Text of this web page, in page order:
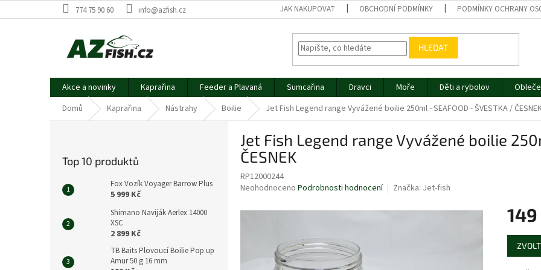
na
774 75 90 60 info@azfish.cz JAK NAKUPOVAT OBCHODNÍ PODMÍNKY PODMÍNKY OCHRANY
HLEDAT
Akce a novinky Kaprařina Feeder a Plavaná Sumcařina Dravci Moře Děti a rybolov
Domů
Kaprařina Nástrahy Boilie Jet Fish Legend range Vyvážené boilie 250ml - SEAFOOD - ŠVESTKA /
Top 10 produktů
Fox Vozík Voyager Barrow Plus
5 999 Kč
Shimano Naviják Aerlex 14000
XSC
2 899 Kč
TB Baits Plovoucí Boilie Pop up
Amur 50 g 16 mm
Jet Fish Legend range Vyvážené boilie
ČESNEK
RP12000244
Průměrné
produktu
Neohodnoceno Podrobnosti hodnocení Značka: Jet-fish
149
Měrná
cena: